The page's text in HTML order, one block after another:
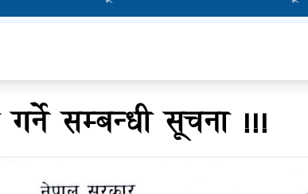
सम्बन्धी सूचना !!!